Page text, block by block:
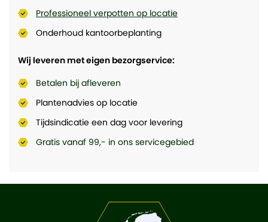
Professioneel verpotten op locatie
Onderhoud kantoorbeplanting
Wij leveren met eigen bezorgservice:
Betalen bij afleveren
Plantenadvies op locatie
Tijdsindicatie een dag voor levering
Gratis vanaf 99,- in ons servicegebied